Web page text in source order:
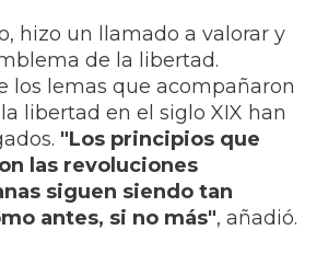
hizo un llamado a valorar y
de la libertad.
los lemas que acompañaron
libertad en el siglo XIX han
"Los principios que
las revoluciones
siguen siendo tan
antes, si no más", añadió.